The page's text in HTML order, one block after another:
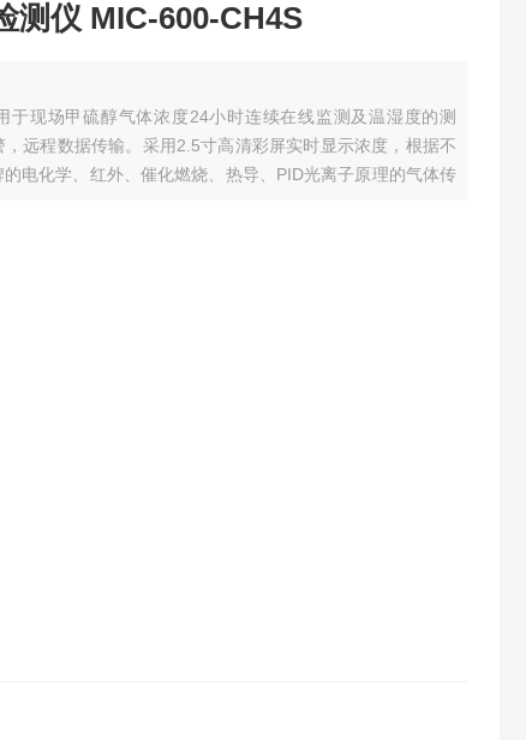
测仪 MIC-600-CH4S
于现场甲硫醇气体浓度24小时连续在线监测及温湿度的测
远程数据传输。采用2.5寸高清彩屏实时显示浓度，根据不
电化学、红外、催化燃烧、热导、PID光离子原理的气体传